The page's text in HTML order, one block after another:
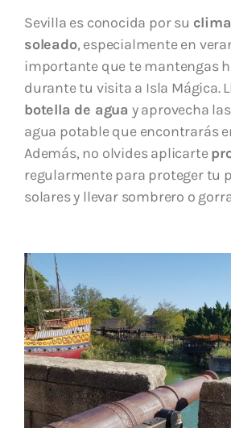
Sevilla es conocida por su
soleado, especialmente en
importante que te mantengas
durante tu visita a Isla Mágica.
botella de agua y aprovecha
agua potable que encontrarás
Además, no olvides aplicarte
regularmente para proteger tu
solares y llevar sombrero o